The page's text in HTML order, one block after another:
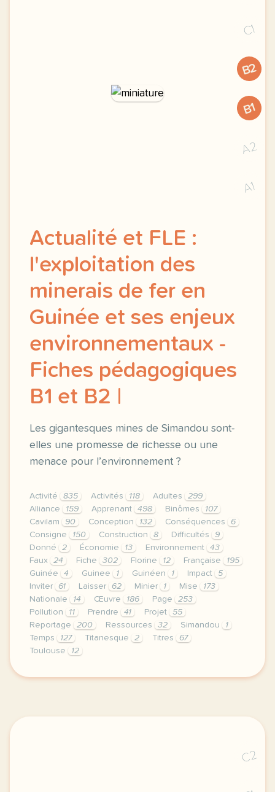
C1
B2
B1
A2
A1
Actualité et FLE :
l'exploitation des
minerais de fer en
Guinée et ses enjeux
environnementaux -
Fiches pédagogiques
B1 et B2 |
Les gigantesques mines de Simandou sont-
elles une promesse de richesse ou une
menace pour l’environnement ?
Activité 835 Activités 118 Adultes
299
Alliance
159 Apprenant 498 Binômes
107
Cavilam
90 Conception 132 Conséquences
6
Consigne
150 Construction 8 Difficultés
9
Donné
2 Économie 13 Environnement
43
Faux
24 Fiche 302 Florine 12 Française
195
Guinée
4 Guinee 1 Guinéen 1 Impact
5
Inviter
61 Laisser 62 Minier 1 Mise
173
Nationale
14 Œuvre 186 Page
253
Pollution
11 Prendre 41 Projet
55
Reportage
200 Ressources 32 Simandou
1
Temps
127 Titanesque 2 Titres
67
Toulouse
12
continuer sans accepter le respect de votre vie
C2